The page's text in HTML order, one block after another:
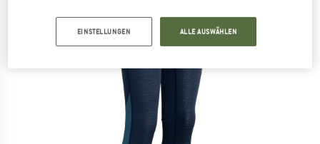
EINSTELLUNGEN ALLE AUSWÄHLEN